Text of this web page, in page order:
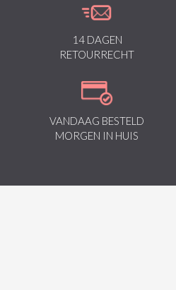
14 DAGEN
RETOURRECHT
VANDAAG BESTELD
MORGEN IN HUIS